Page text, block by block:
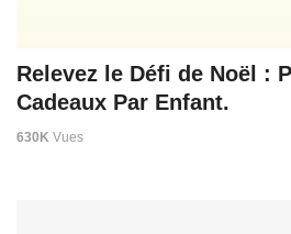
Relevez le Défi de Noël :
Cadeaux Par Enfant.
630K Vues